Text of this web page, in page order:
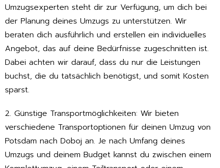
Umzugsexperten steht dir zur Verfügung, um dich bei
der Planung deines Umzugs zu unterstützen. Wir
beraten dich ausführlich und erstellen ein individuelles
Angebot, das auf deine Bedürfnisse zugeschnitten ist.
Dabei achten wir darauf, dass du nur die Leistungen
buchst, die du tatsächlich benötigst, und somit Kosten
sparst.
2. Günstige Transportmöglichkeiten: Wir bieten
verschiedene Transportoptionen für deinen Umzug von
Potsdam nach Doboj an. Je nach Umfang deines
Umzugs und deinem Budget kannst du zwischen einem